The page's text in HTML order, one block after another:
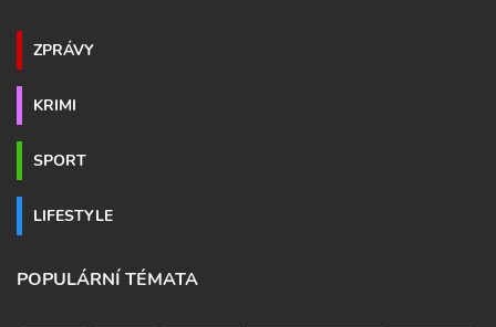
ZPRÁVY
KRIMI
SPORT
LIFESTYLE
POPULÁRNÍ TÉMATA